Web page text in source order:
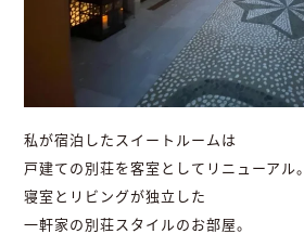
私が宿泊したスイートルームは
戸建ての別荘を客室としてリニューアル。
寝室とリビングが独立した
一軒家の別荘スタイルのお部屋。